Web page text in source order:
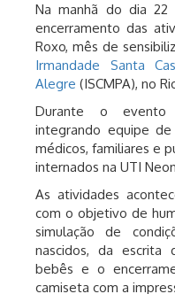
Na manhã do dia
encerramento das
Roxo, mês de
Irmandade Santa
Alegre (ISCMPA), no
Durante o evento
integrando equipe de
médicos, familiares e
internados na UTI
As atividades
com o objetivo de
simulação de
nascidos, da escrita
bebês e o
camiseta com a